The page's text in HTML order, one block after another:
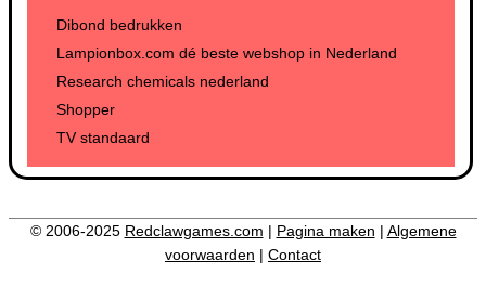
Dibond bedrukken
Lampionbox.com dé beste webshop in Nederland
Research chemicals nederland
Shopper
TV standaard
© 2006-2025 Redclawgames.com | Pagina maken | Algemene
voorwaarden | Contact